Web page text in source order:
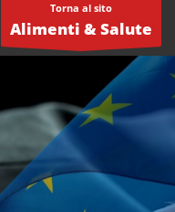
Torna al sito
Alimenti & Salute